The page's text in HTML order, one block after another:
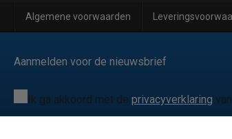
Algemene voorwaarden
Aanmelden voor de nieuwsbrief
Ik ga akkoord met de privacyverklaring